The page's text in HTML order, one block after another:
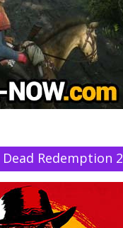
Redemption 2